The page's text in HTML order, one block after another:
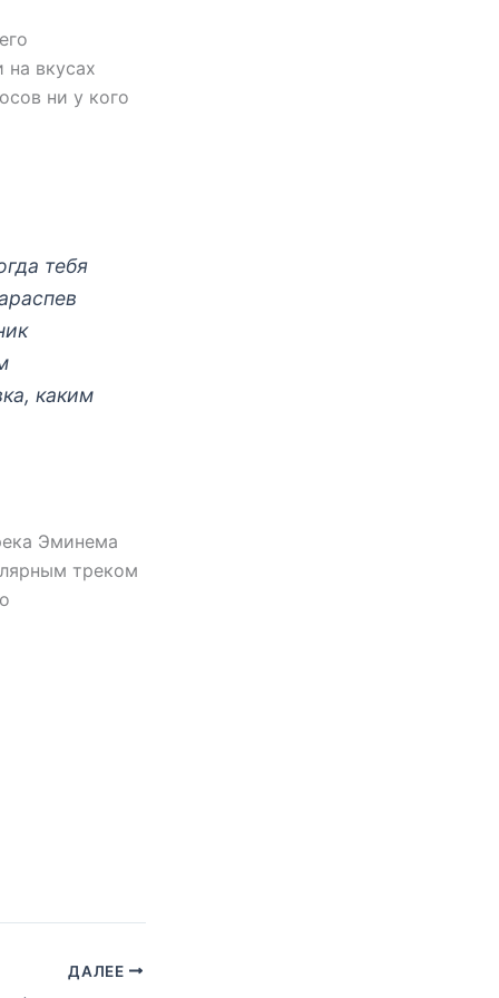
на вкусах
ни у кого
тебя
каким
Эминема
треком
ДАЛЕЕ